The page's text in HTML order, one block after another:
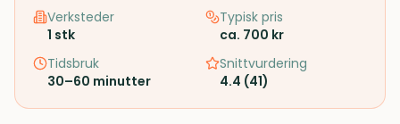
Verksteder
1 stk
Typisk pris
ca. 700 kr
Tidsbruk
30–60 minutter
Snittvurdering
4.4 (41)